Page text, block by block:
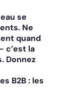
se
Ne
quand
c’est la
Donnez
B2B : les